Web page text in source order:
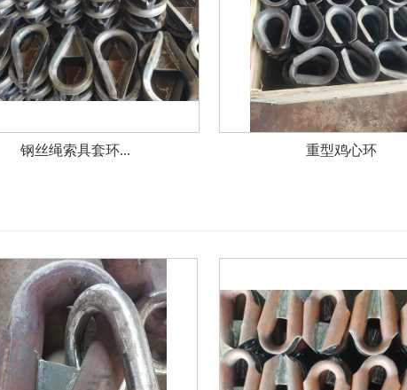
钢丝绳索具套环... 重型鸡心环